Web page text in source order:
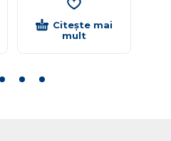
Citește mai
mult